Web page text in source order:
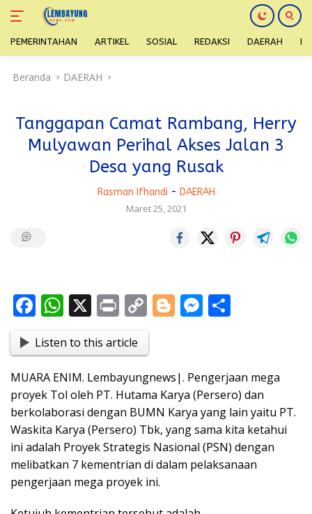
PEMERINTAHAN ARTIKEL SOSIAL REDAKSI DAERAH
Beranda DAERAH
Tanggapan Camat Rambang, Herry
Mulyawan Perihal Akses Jalan 3
Desa yang Rusak
Rasman Ifhandi - DAERAH
Maret 25, 2021
F
e
b
o
o
k
W
at
s
A
p
p
X Pr
t
C
o
p
y
Li
n
k
Bl
g
er
M
e
n
g
er
e
Listen to this article
MUARA ENIM. Lembayungnews|. Pengerjaan mega
proyek Tol oleh PT. Hutama Karya (Persero) dan
berkolaborasi dengan BUMN Karya yang lain yaitu PT.
Waskita Karya (Persero) Tbk, yang sama kita ketahui
ini adalah Proyek Strategis Nasional (PSN) dengan
melibatkan 7 kementrian di dalam pelaksanaan
pengerjaan mega proyek ini.